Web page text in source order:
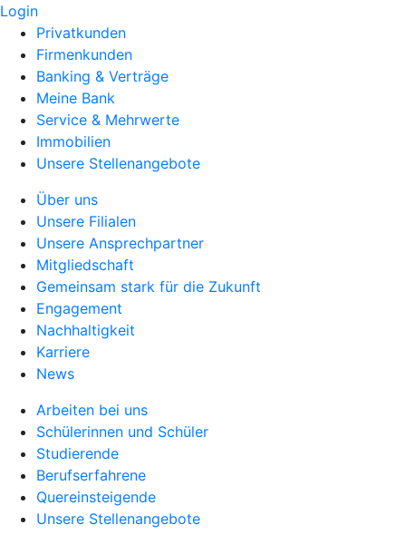
Login
Privatkunden
Firmenkunden
Banking & Verträge
Meine Bank
Service & Mehrwerte
Immobilien
Unsere Stellenangebote
Über uns
Unsere Filialen
Unsere Ansprechpartner
Mitgliedschaft
Gemeinsam stark für die Zukunft
Engagement
Nachhaltigkeit
Karriere
News
Arbeiten bei uns
Schülerinnen und Schüler
Studierende
Berufserfahrene
Quereinsteigende
Unsere Stellenangebote